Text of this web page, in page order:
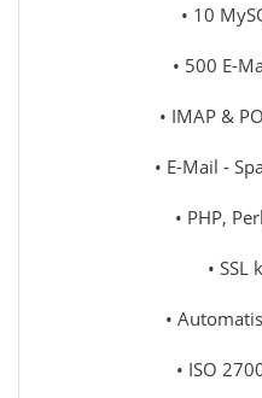
• 10
• 500 E-
• IMAP &
• E-Mail -
• PHP,
• SSL
•
• ISO